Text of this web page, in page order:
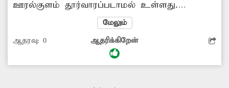
ஊரல்குளம் தூர்வாரப்படாமல் உள்ளது.
இதனால் செடி, கொடிகள் வளர்ந்து விஷ
பூச்சிகளின் புகலிடமாக திகழ்கிறது. ஊரல்
குளத்தை தூர்வார நடவடிக்கை எடுக்கப்படுமா?
மேலும்
ஆதரவு: 0 ஆதரிக்கிறேன்